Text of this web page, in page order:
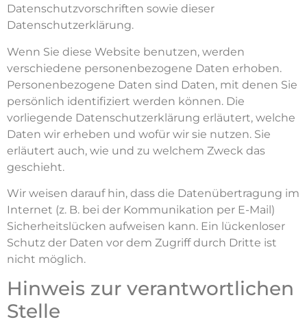
Datenschutzvorschriften sowie dieser
Datenschutzerklärung.
Wenn Sie diese Website benutzen, werden
verschiedene personenbezogene Daten erhoben.
Personenbezogene Daten sind Daten, mit denen Sie
persönlich identifiziert werden können. Die
vorliegende Datenschutzerklärung erläutert, welche
Daten wir erheben und wofür wir sie nutzen. Sie
erläutert auch, wie und zu welchem Zweck das
geschieht.
Wir weisen darauf hin, dass die Datenübertragung im
Internet (z. B. bei der Kommunikation per E-Mail)
Sicherheitslücken aufweisen kann. Ein lückenloser
Schutz der Daten vor dem Zugriff durch Dritte ist
nicht möglich.
Hinweis zur verantwortlichen
Stelle